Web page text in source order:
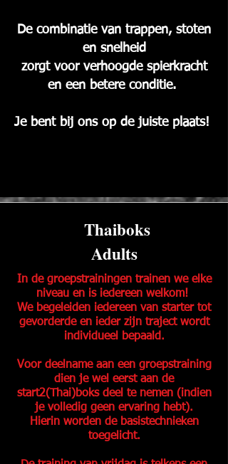
De combinatie van trappen, stoten
en snelheid
zorgt voor verhoogde spierkracht
en een betere conditie.
Je bent bij ons op de juiste plaats!
Thaiboks
Adults
In de groepstrainingen trainen we elke
niveau en is iedereen welkom!
We begeleiden iedereen van starter tot
gevorderde en ieder zijn traject wordt
individueel bepaald.
Voor deelname aan een groepstraining
dien je wel eerst aan de
start2(Thai)boks deel te nemen (indien
je volledig geen ervaring hebt).
Hierin worden de basistechnieken
toegelicht.